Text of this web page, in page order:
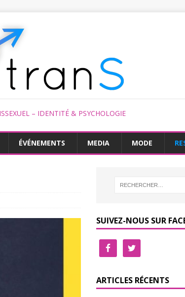
– IDENTITÉ & PSYCHOLOGIE
ÉVÉNEMENTS MEDIA MODE
SUIVEZ-NOUS SUR
ARTICLES RÉCENTS